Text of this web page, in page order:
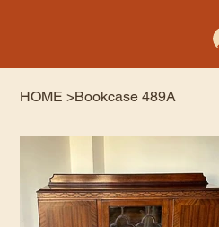
HOME >Bookcase 489A